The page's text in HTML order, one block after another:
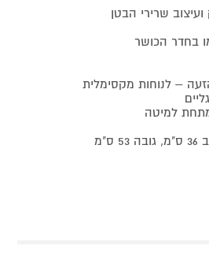
בחדר הכושר
– לנוחות מקסימלית
למיטה